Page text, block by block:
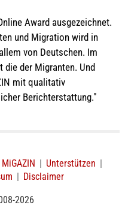
Award ausgezeichnet.
und Migration wird in
von Deutschen. Im
die der Migranten. Und
mit qualitativ
Berichterstattung."
Unterstützen
Disclaimer
2026